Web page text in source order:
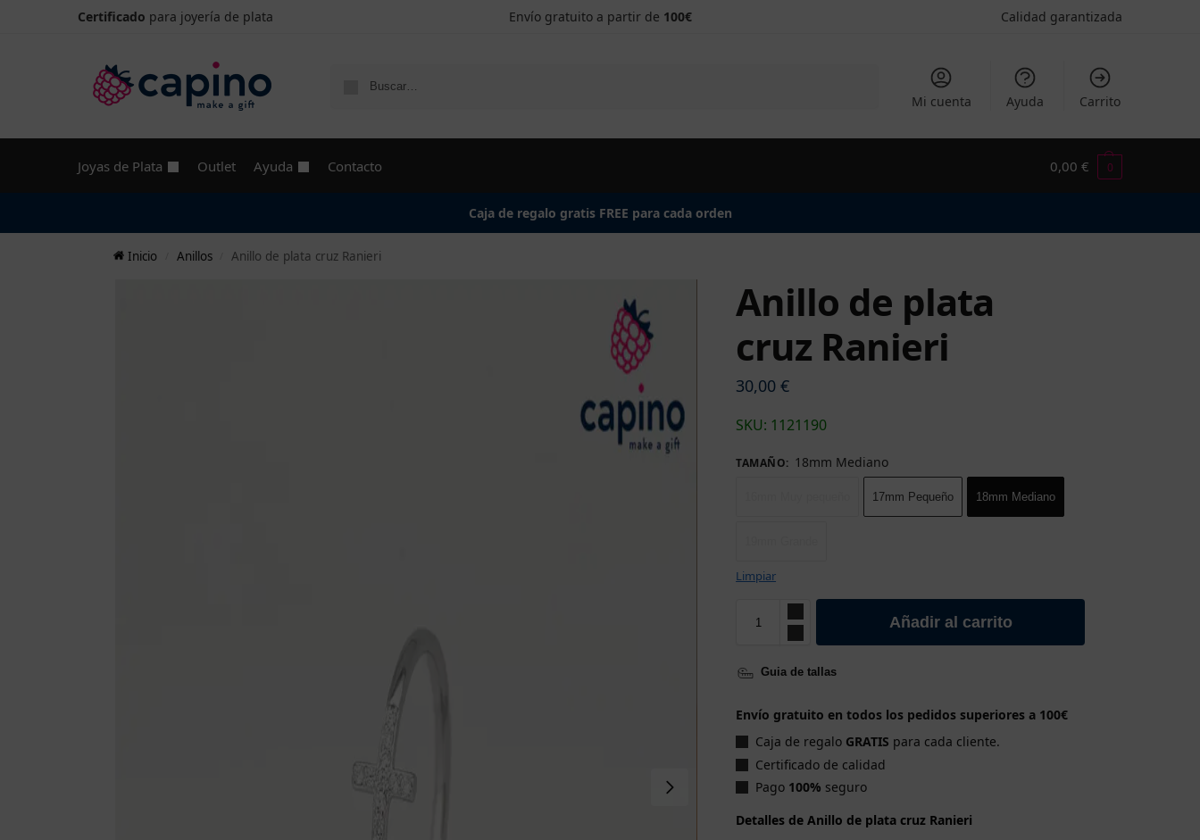
Certificado para joyería de plata Envío gratuito a partir de 100€ Calidad garantizada
Mi cuenta Ayuda Carrito
Joyas de Plata Outlet Ayuda Contacto 0,00 € 0
Caja de regalo gratis FREE para cada orden
Inicio Anillos Anillo de plata cruz Ranieri
Anillo de plata
cruz Ranieri
30,00€
SKU: 1121190
TAMAÑO: 18mm Medianо
17mm Pequeñо 18mm Medianо
Limpiar
Añadir al carrito
Guia de tallas
Envío gratuito en todos los pedidos superiores a 100€
Caja de regalo GRATIS para cada cliente.
Certificado de calidad
Pago 100% seguro
Detalles de Anillo de plata cruz Ranieri